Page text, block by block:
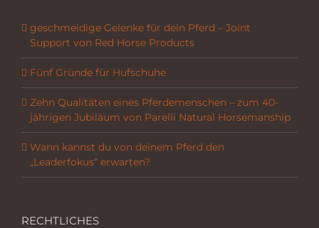
geschmeidige Gelenke für dein Pferd – Joint
Support von Red Horse Products
Fünf Gründe für Hufschuhe
Zehn Qualitäten eines Pferdemenschen – zum 40-
jährigen Jubiläum von Parelli Natural Horsemanship
Wann kannst du von deinem Pferd den
„Leaderfokus“ erwarten?
RECHTLICHES